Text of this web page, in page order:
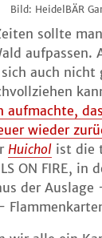
wir alle ein
sowie eine +1
wir aber
aus­wäh­len –
nicht
wur­den in
sich aus,
Sti­bit­zen
und
Run­de